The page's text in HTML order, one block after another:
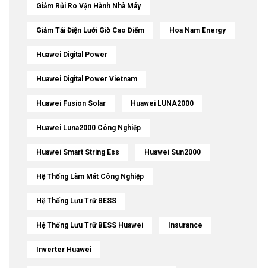
Giảm Rủi Ro Vận Hành Nhà Máy
Giảm Tải Điện Lưới Giờ Cao Điểm Hoa Nam Energy
Huawei Digital Power
Huawei Digital Power Vietnam
Huawei Fusion Solar Huawei LUNA2000
Huawei Luna2000 Công Nghiệp
Huawei Smart String Ess Huawei Sun2000
Hệ Thống Làm Mát Công Nghiệp
Hệ Thống Lưu Trữ BESS
Hệ Thống Lưu Trữ BESS Huawei Insurance
Inverter Huawei